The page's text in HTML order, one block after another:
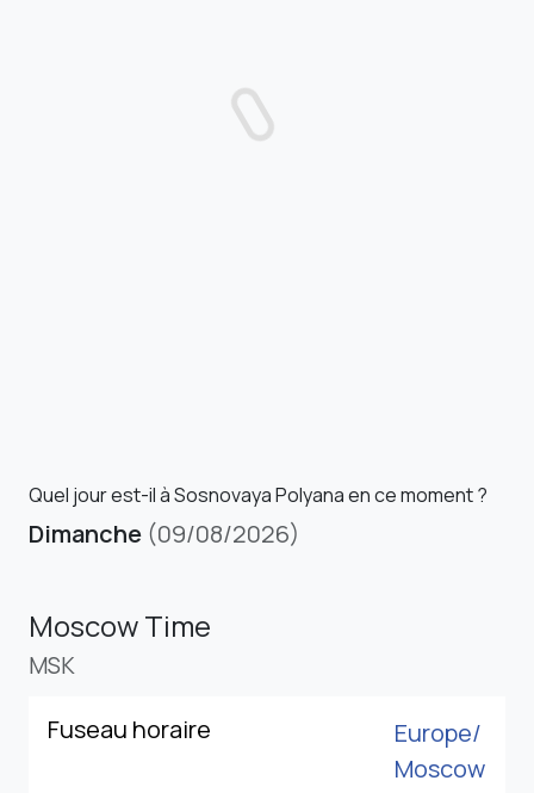
Quel jour est-il à Sosnovaya Polyana en ce moment ?
Dimanche (09/08/2026)
Moscow Time
MSK
Fuseau horaire
Europe/
Moscow